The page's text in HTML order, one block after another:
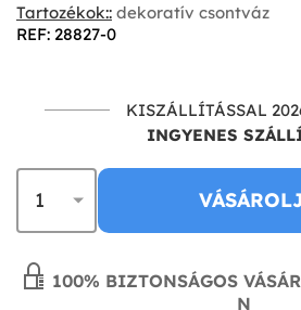
Tartozékok:: dekoratív csontváz
REF: 28827-0
KISZÁLLÍTÁSSAL
INGYENES
100% BIZTONSÁGOS
N